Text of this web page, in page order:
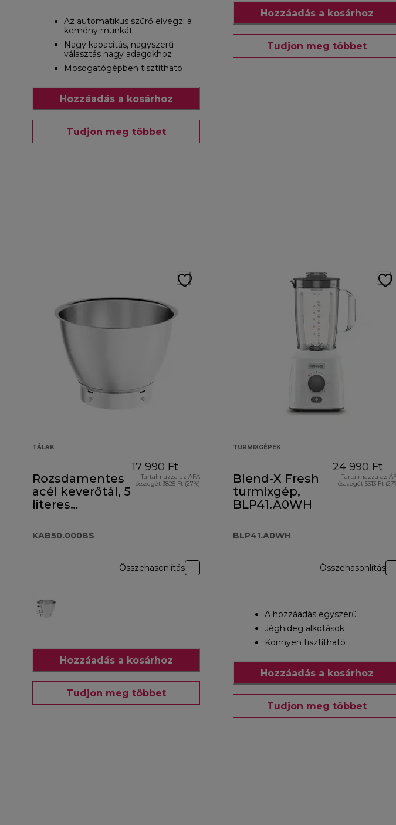
Az automatikus szűrő elvégzi a
kemény munkát
Nagy kapacitás, nagyszerű
választás nagy adagokhoz
Mosogatógépben tisztítható
Hozzáadás a kosárhoz
Tudjon meg többet
Hozzáadás a kosárhoz
Tudjon meg többet
TÁLAK
Rozsdamentes
acél keverőtál, 5
literes
KAB50.000BS
17 990 Ft
Tartalmazza az ÁFA
összegét 3825 Ft (27%)
Összehasonlítás
Hozzáadás a kosárhoz
Tudjon meg többet
TURMIXGÉPEK
Blend-X Fresh
turmixgép,
BLP41.A0WH
BLP41.A0WH
24 990 Ft
Tartalmazza az
összegét 5313 Ft
Összehasonlítás
A hozzáadás egyszerű
Jéghideg alkotások
Könnyen tisztítható
Hozzáadás a kosárhoz
Tudjon meg többet